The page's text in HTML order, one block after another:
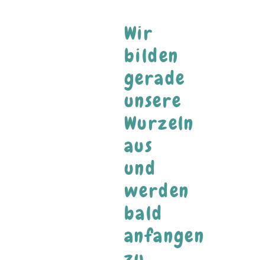
Wir
bilden
gerade
unsere
Wurzeln
aus
und
werden
bald
anfangen